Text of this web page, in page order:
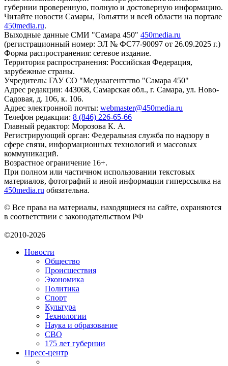
губернии проверенную, полную и достоверную информацию.
Читайте новости Самары, Тольятти и всей области на портале
450media.ru.
Выходные данные СМИ "Самара 450" 450media.ru
(регистрационный номер: ЭЛ № ФС77-90097 от 26.09.2025 г.)
Форма распространения: сетевое издание.
Территория распространения: Российская Федерация,
зарубежные страны.
Учредитель: ГАУ СО "Медиаагентство "Самара 450"
Адрес редакции: 443068, Самарская обл., г. Самара, ул. Ново-
Садовая, д. 106, к. 106.
Адрес электронной почты: webmaster@450media.ru
Телефон редакции: 8 (846) 226-65-66
Главный редактор: Морозова К. А.
Регистрирующий орган: Федеральная служба по надзору в
сфере связи, информационных технологий и массовых
коммуникаций.
Возрастное ограничение 16+.
При полном или частичном использовании текстовых
материалов, фотографий и иной информации гиперссылка на
450media.ru обязательна.
© Все права на материалы, находящиеся на сайте, охраняются
в соответствии с законодательством РФ
©2010-2026
Новости
Общество
Происшествия
Экономика
Политика
Спорт
Культура
Технологии
Наука и образование
СВО
175 лет губернии
Пресс-центр